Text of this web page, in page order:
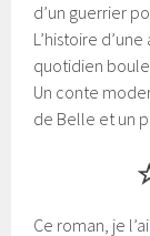
d’un guerrier
L’histoire
quotidien
Un conte
de Belle et un
Ce roman, je